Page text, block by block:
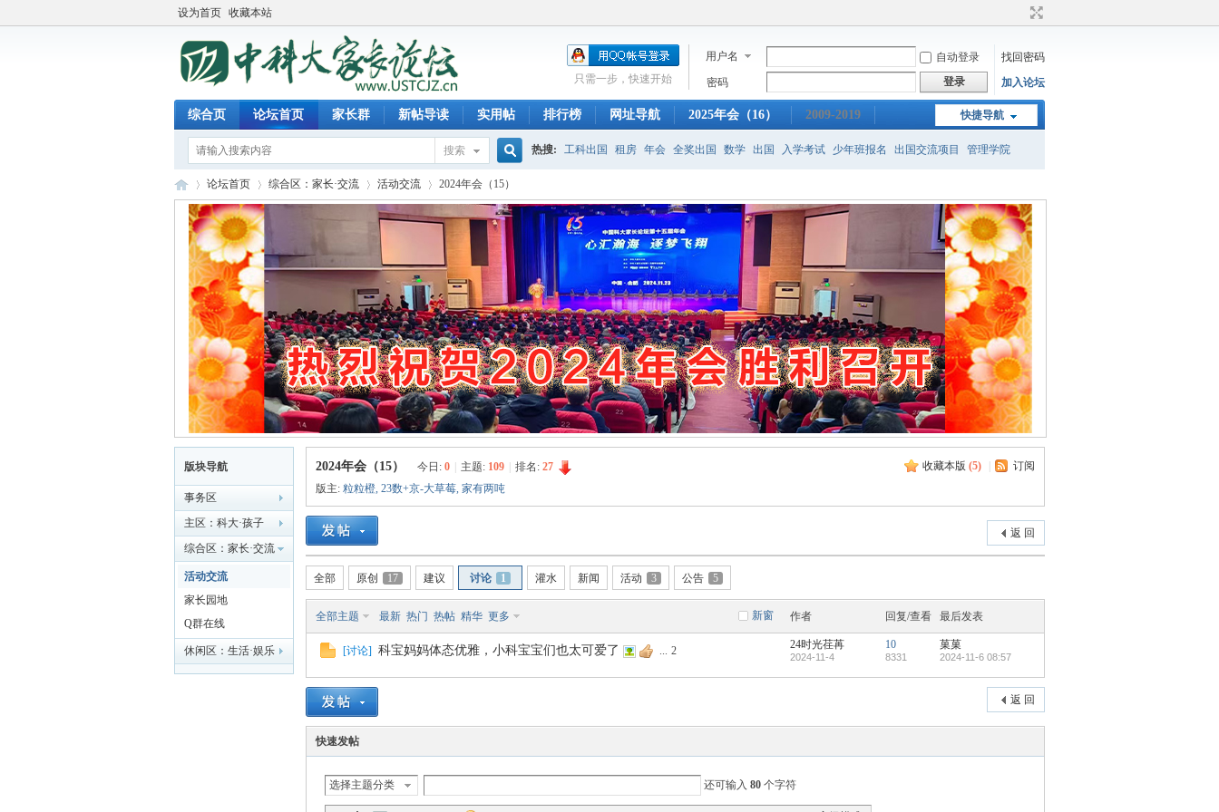
设为首页 收藏本站
用户名 自动登录
找回密码
密码
登录 加入论坛
只需一步，快速开始
快捷导航
综合页 论坛首页 家长群 新帖导读 实用帖 排行榜 网址导航 2025年会（16） 2009-2019
搜索
搜
索
热搜: 工科出国 租房 年会 全奖出国 数学 出国 入学考试 少年班报名 出国交流项目 管理学院
大
»
论坛首页
›
综合区：家长·交流 活动交流
›
2024年会（15）
版块导航
事务区
主区：科大·孩子
综合区：家长·交流
活动交流
家长园地
Q群在线
休闲区：生活·娱乐
收藏本版 (5) 订阅
2024年会（15） 今日: 0 主题: 109 排名: 27
版主: 粒粒橙, 23数+京-大草莓, 家有两吨
返 回
全部 原创 17 建议 讨论 1 灌水 新闻 活动 3 公告 5
新窗
全部主题 最新 热门 热帖 精华 更多 作者 回复/查看 最后发表
[讨论] 科宝妈妈体态优雅，小科宝宝们也太可爱了 ... 2 24时光荏苒
2024-11-4
10
8331
菓菓
2024-11-6 08:57
返 回
快速发帖
选择主题分类 还可输入 80 个字符